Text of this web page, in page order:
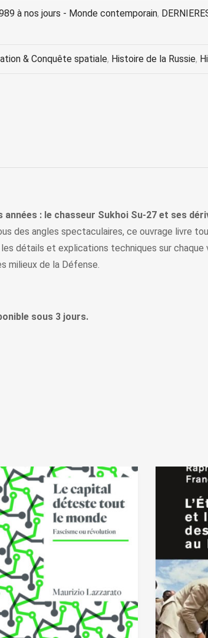
à nos jours - Monde contemporain,
& Conquête spatiale, Histoire de la Russie,
: le chasseur Sukhoi Su-27 et ses
des angles spectaculaires, ce ouvrage livre
détails et explications techniques sur chaque
milieux de la Défense.
sous 3 jours.